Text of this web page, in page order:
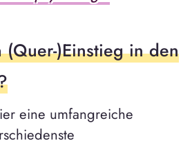
(Quer-)Einstieg in den
eine umfangreiche